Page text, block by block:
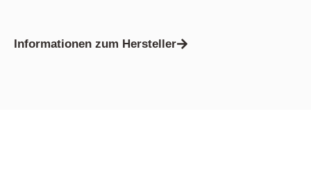
Informationen zum Hersteller